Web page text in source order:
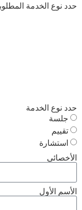
حدد نوع الخدمة
حدد نوع الخدمة
جلسة
تقييم
استشارة
الأخصائي
الأسم الأول